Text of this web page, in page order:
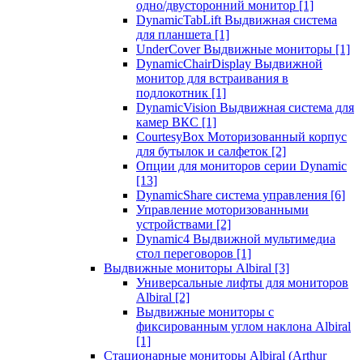
одно/двусторонний монитор [1]
DynamicTabLift Выдвижная система
для планшета [1]
UnderCover Выдвижные мониторы [1]
DynamicChairDisplay Выдвижной
монитор для встраивания в
подлокотник [1]
DynamicVision Выдвижная система для
камер ВКС [1]
CourtesyBox Моторизованный корпус
для бутылок и салфеток [2]
Опции для мониторов серии Dynamic
[13]
DynamicShare система управления [6]
Управление моторизованными
устройствами [2]
Dynamic4 Выдвижной мультимедиа
стол переговоров [1]
Выдвижные мониторы Albiral [3]
Универсальные лифты для мониторов
Albiral [2]
Выдвижные мониторы с
фиксированным углом наклона Albiral
[1]
Стационарные мониторы Albiral (Arthur